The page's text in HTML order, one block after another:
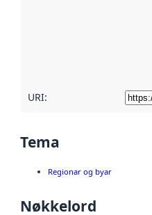
URI:
Tema
Regionar og byar
Nøkkelord